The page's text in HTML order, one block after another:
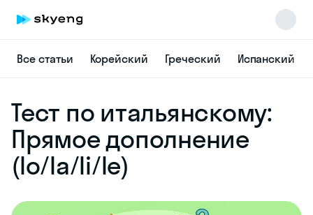
Все статьи Корейский Греческий Испанский
Тест по итальянскому:
Прямое дополнение
(lo/la/li/le)
online